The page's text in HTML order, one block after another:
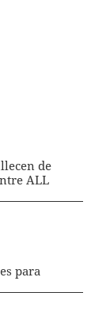
de
ALL
para